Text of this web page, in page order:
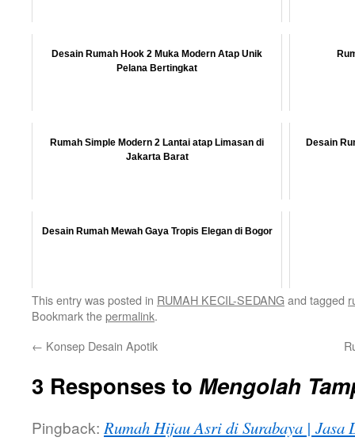
Desain Rumah Hook 2 Muka Modern Atap Unik
Pelana Bertingkat
Rumah Simple Modern 2 Lantai atap Limasan di
Jakarta Barat
Desain
Desain Rumah Mewah Gaya Tropis Elegan di Bogor
This entry was posted in RUMAH KECIL-SEDANGand tagged
Bookmark thepermalink.
← Konsep Desain Apotik
3 Responses to Mengolah
Pingback: Rumah Hijau Asri di Surabaya | Jasa